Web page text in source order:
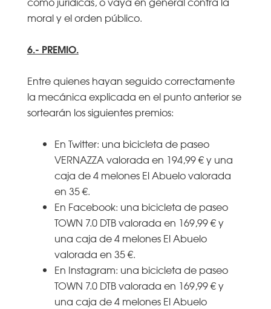
moral y el orden público.
6.- PREMIO.
Entre quienes hayan seguido correctamente
la mecánica explicada en el punto anterior se
sortearán los siguientes premios:
En Twitter: una bicicleta de paseo
VERNAZZA valorada en 194,99 € y una
caja de 4 melones El Abuelo valorada
en 35 €.
En Facebook: una bicicleta de paseo
TOWN 7.0 DTB valorada en 169,99 € y
una caja de 4 melones El Abuelo
valorada en 35 €.
En Instagram: una bicicleta de paseo
TOWN 7.0 DTB valorada en 169,99 € y
una caja de 4 melones El Abuelo